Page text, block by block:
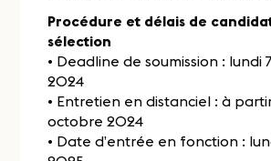
Procédure et délais de
sélection
• Deadline de soumission : lundi
2024
• Entretien en distanciel : à
octobre 2024
• Date d’entrée en fonction :